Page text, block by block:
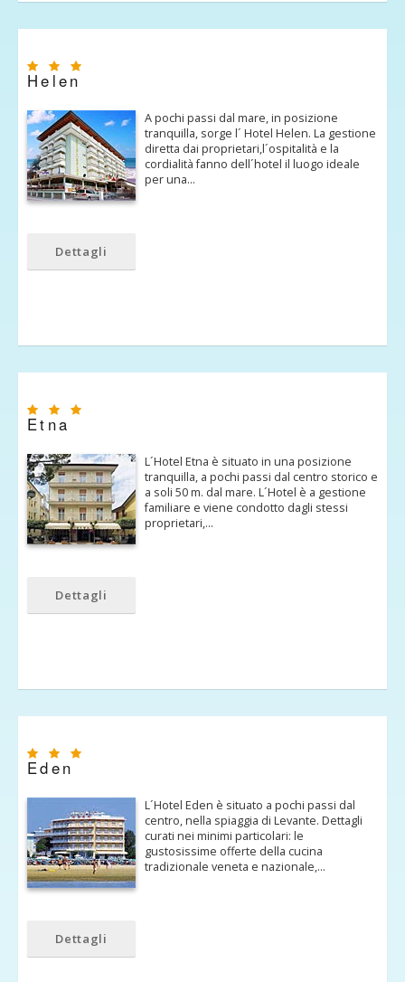
Helen
A pochi passi dal mare, in posizione
tranquilla, sorge l´ Hotel Helen. La gestione
diretta dai proprietari,l´ospitalità e la
cordialità fanno dell´hotel il luogo ideale
per una…
Dettagli
Etna
L´Hotel Etna è situato in una posizione
tranquilla, a pochi passi dal centro storico e
a soli 50 m. dal mare. L´Hotel è a gestione
familiare e viene condotto dagli stessi
proprietari,…
Dettagli
Eden
L´Hotel Eden è situato a pochi passi dal
centro, nella spiaggia di Levante. Dettagli
curati nei minimi particolari: le
gustosissime offerte della cucina
tradizionale veneta e nazionale,…
Dettagli